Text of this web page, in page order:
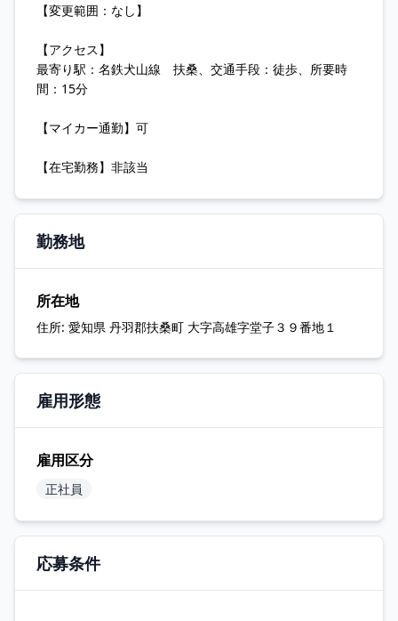
【変更範囲：なし】
【アクセス】
最寄り駅：名鉄犬山線 扶桑、交通手段：徒歩、所要時
間：15分
【マイカー通勤】可
【在宅勤務】非該当
勤務地
所在地
住所: 愛知県 丹羽郡扶桑町 大字高雄字堂子３９番地１
雇用形態
雇用区分
正社員
応募条件